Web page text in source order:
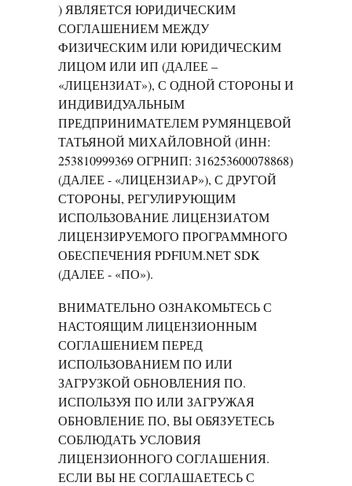
) ЯВЛЯЕТСЯ ЮРИДИЧЕСКИМ
СОГЛАШЕНИЕМ МЕЖДУ
ФИЗИЧЕСКИМ ИЛИ ЮРИДИЧЕСКИМ
ЛИЦОМ ИЛИ ИП (ДАЛЕЕ –
«ЛИЦЕНЗИАТ»), С ОДНОЙ СТОРОНЫ И
ИНДИВИДУАЛЬНЫМ
ПРЕДПРИНИМАТЕЛЕМ РУМЯНЦЕВОЙ
ТАТЬЯНОЙ МИХАЙЛОВНОЙ (ИНН:
253810999369 ОГРНИП: 316253600078868)
(ДАЛЕЕ - «ЛИЦЕНЗИАР»), С ДРУГОЙ
СТОРОНЫ, РЕГУЛИРУЮЩИМ
ИСПОЛЬЗОВАНИЕ ЛИЦЕНЗИАТОМ
ЛИЦЕНЗИРУЕМОГО ПРОГРАММНОГО
ОБЕСПЕЧЕНИЯ PDFIUM.NET SDK
(ДАЛЕЕ - «ПО»).
ВНИМАТЕЛЬНО ОЗНАКОМЬТЕСЬ С
НАСТОЯЩИМ ЛИЦЕНЗИОННЫМ
СОГЛАШЕНИЕМ ПЕРЕД
ИСПОЛЬЗОВАНИЕМ ПО ИЛИ
ЗАГРУЗКОЙ ОБНОВЛЕНИЯ ПО.
ИСПОЛЬЗУЯ ПО ИЛИ ЗАГРУЖАЯ
ОБНОВЛЕНИЕ ПО, ВЫ ОБЯЗУЕТЕСЬ
СОБЛЮДАТЬ УСЛОВИЯ
ЛИЦЕНЗИОННОГО СОГЛАШЕНИЯ.
ЕСЛИ ВЫ НЕ СОГЛАШАЕТЕСЬ С